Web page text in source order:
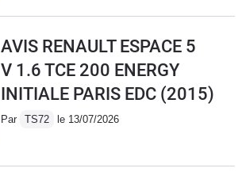
AVIS RENAULT ESPACE 5
V 1.6 TCE 200 ENERGY
INITIALE PARIS EDC (2015)
Par TS72 le 13/07/2026